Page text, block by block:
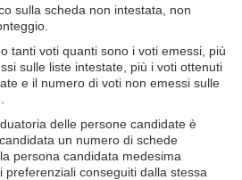
sulla scheda non intestata, non
tanti voti quanti sono i voti emessi, più
sulle liste intestate, più i voti ottenuti
e il numero di voti non emessi sulle
delle persone candidate è
un numero di schede
persona candidata medesima
conseguiti dalla stessa